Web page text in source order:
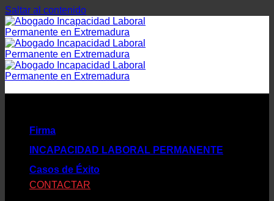
Saltar al contenido
Firma
INCAPACIDAD LABORAL PERMANENTE
Casos de Éxito
CONTACTAR